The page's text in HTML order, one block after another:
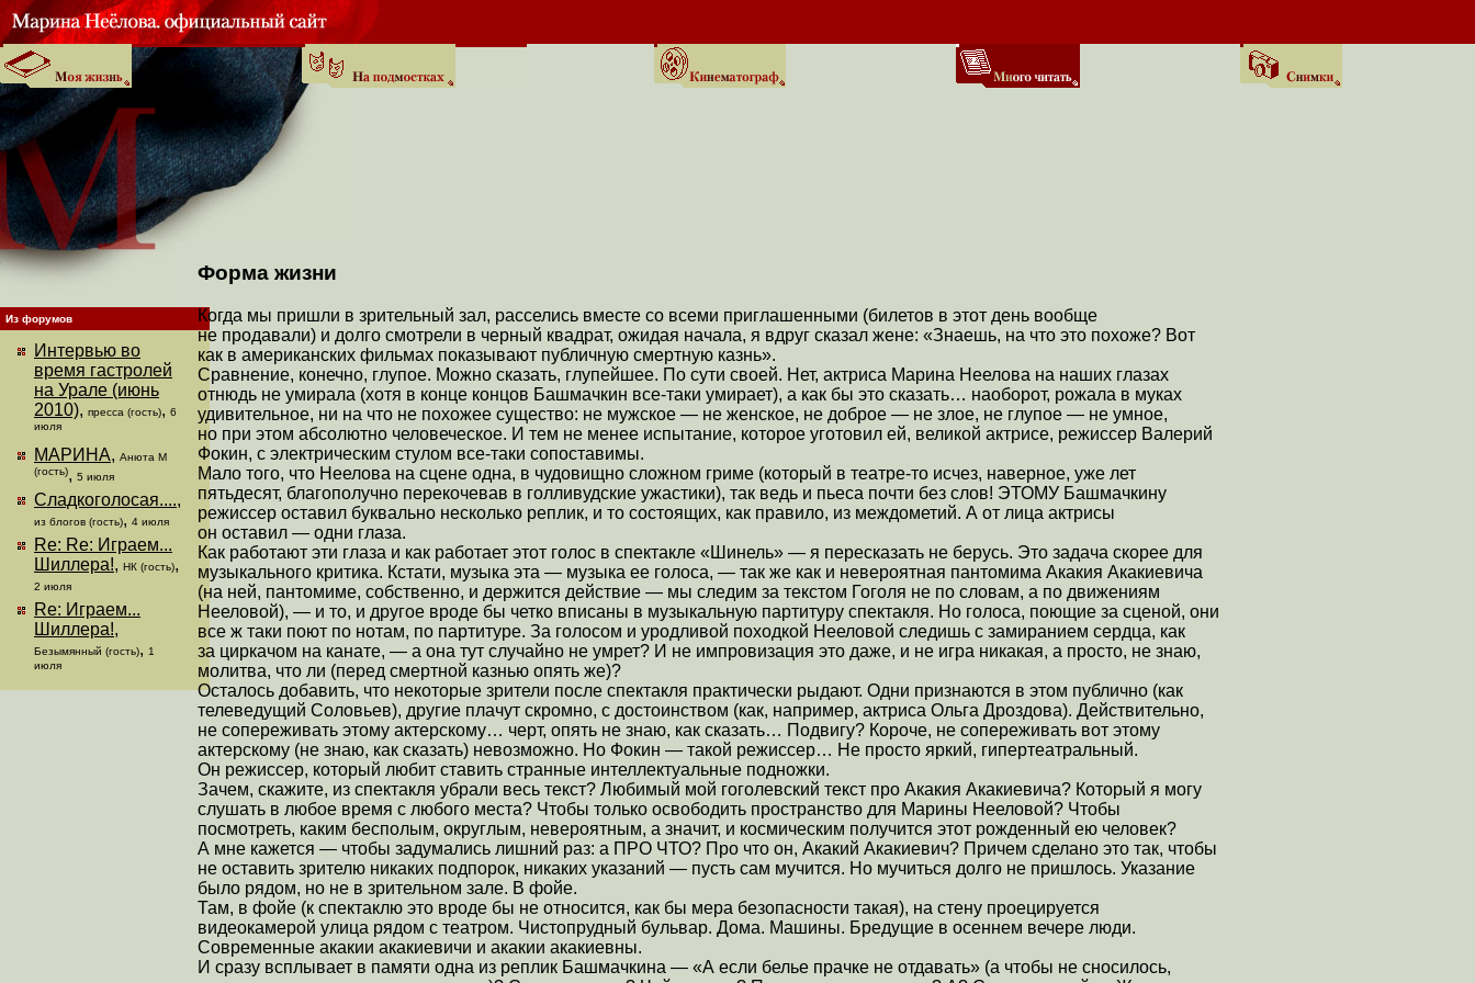
Из форумов
Интервью во
время гастролей
на Урале (июнь
2010), пресса (гость), 6
июля
МАРИНА, Анюта М
(гость), 5 июля
Сладкоголосая....,
из блогов (гость), 4 июля
Re: Re: Играем...
Шиллера!, НК (гость),
2 июля
Re: Играем...
Шиллера!,
Безымянный (гость), 1
июля
Форма жизни
Когда мы пришли в зрительный зал, расселись вместе со всеми приглашенными (билетов в этот день вообще
не продавали) и долго смотрели в черный квадрат, ожидая начала, я вдруг сказал жене: «Знаешь, на что это похоже? Вот
как в американских фильмах показывают публичную смертную казнь».
Сравнение, конечно, глупое. Можно сказать, глупейшее. По сути своей. Нет, актриса Марина Неелова на наших глазах
отнюдь не умирала (хотя в конце концов Башмачкин все-таки умирает), а как бы это сказать… наоборот, рожала в муках
удивительное, ни на что не похожее существо: не мужское — не женское, не доброе — не злое, не глупое — не умное,
но при этом абсолютно человеческое. И тем не менее испытание, которое уготовил ей, великой актрисе, режиссер Валерий
Фокин, с электрическим стулом все-таки сопоставимы.
Мало того, что Неелова на сцене одна, в чудовищно сложном гриме (который в театре-то исчез, наверное, уже лет
пятьдесят, благополучно перекочевав в голливудские ужастики), так ведь и пьеса почти без слов! ЭТОМУ Башмачкину
режиссер оставил буквально несколько реплик, и то состоящих, как правило, из междометий. А от лица актрисы
он оставил — одни глаза.
Как работают эти глаза и как работает этот голос в спектакле «Шинель» — я пересказать не берусь. Это задача скорее для
музыкального критика. Кстати, музыка эта — музыка ее голоса, — так же как и невероятная пантомима Акакия Акакиевича
(на ней, пантомиме, собственно, и держится действие — мы следим за текстом Гоголя не по словам, а по движениям
Нееловой), — и то, и другое вроде бы четко вписаны в музыкальную партитуру спектакля. Но голоса, поющие за сценой, они
все ж таки поют по нотам, по партитуре. За голосом и уродливой походкой Нееловой следишь с замиранием сердца, как
за циркачом на канате, — а она тут случайно не умрет? И не импровизация это даже, и не игра никакая, а просто, не знаю,
молитва, что ли (перед смертной казнью опять же)?
Осталось добавить, что некоторые зрители после спектакля практически рыдают. Одни признаются в этом публично (как
телеведущий Соловьев), другие плачут скромно, с достоинством (как, например, актриса Ольга Дроздова). Действительно,
не сопереживать этому актерскому… черт, опять не знаю, как сказать… Подвигу? Короче, не сопереживать вот этому
актерскому (не знаю, как сказать) невозможно. Но Фокин — такой режиссер… Не просто яркий, гипертеатральный.
Он режиссер, который любит ставить странные интеллектуальные подножки.
Зачем, скажите, из спектакля убрали весь текст? Любимый мой гоголевский текст про Акакия Акакиевича? Который я могу
слушать в любое время с любого места? Чтобы только освободить пространство для Марины Нееловой? Чтобы
посмотреть, каким бесполым, округлым, невероятным, а значит, и космическим получится этот рожденный ею человек?
А мне кажется — чтобы задумались лишний раз: а ПРО ЧТО? Про что он, Акакий Акакиевич? Причем сделано это так, чтобы
не оставить зрителю никаких подпорок, никаких указаний — пусть сам мучится. Но мучиться долго не пришлось. Указание
было рядом, но не в зрительном зале. В фойе.
Там, в фойе (к спектаклю это вроде бы не относится, как бы мера безопасности такая), на стену проецируется
видеокамерой улица рядом с театром. Чистопрудный бульвар. Дома. Машины. Бредущие в осеннем вечере люди.
Современные акакии акакиевичи и акакии акакиевны.
И сразу всплывает в памяти одна из реплик Башмачкина — «А если белье прачке не отдавать» (а чтобы не сносилось,